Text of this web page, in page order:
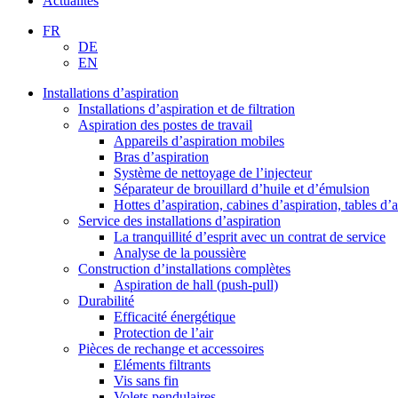
FR
DE
EN
Installations d’aspiration
Installations d’aspiration et de filtration
Aspiration des postes de travail
Appareils d’aspiration mobiles
Bras d’aspiration
Système de nettoyage de l’injecteur
Séparateur de brouillard d’huile et d’émulsion
Hottes d’aspiration, cabines d’aspiration, tables
Service des installations d’aspiration
La tranquillité d’esprit avec un contrat de service
Analyse de la poussière
Construction d’installations complètes
Aspiration de hall (push-pull)
Durabilité
Efficacité énergétique
Protection de l’air
Pièces de rechange et accessoires
Eléments filtrants
Vis sans fin